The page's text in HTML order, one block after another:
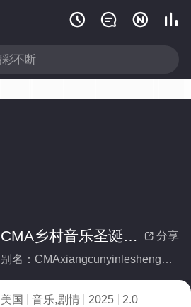
   
 分享
CMA乡村音乐圣诞盛典
别名：CMAxiangcunyinleshengdanshengdian
美国 音乐,剧情 2025
2.0